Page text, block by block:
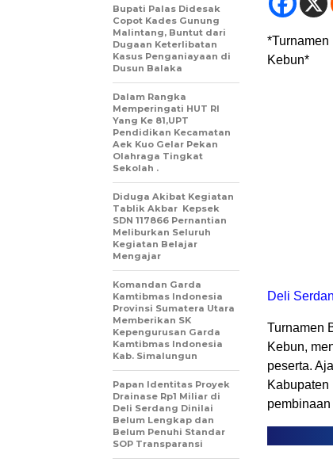
Kebun*
Deli
Turnamen
Kebun,
peserta.
Bupati Palas Didesak
Copot Kades Gunung
Malintang, Buntut dari
Dugaan Keterlibatan
Kasus Penganiayaan di
Dusun Balaka
Dalam Rangka
Memperingati HUT RI
Yang Ke 81,UPT
Pendidikan Kecamatan
Aek Kuo Gelar Pekan
Olahraga Tingkat
Sekolah .
Diduga Akibat Kegiatan
Tablik Akbar Kepsek
SDN 117866 Pernantian
Meliburkan Seluruh
Kegiatan Belajar
Mengajar
Komandan Garda
Kamtibmas Indonesia
Provinsi Sumatera Utara
Memberikan SK
Kepengurusan Garda
Kamtibmas Indonesia
Kab. Simalungun
Papan Identitas Proyek
Drainase Rp1 Miliar di
Deli Serdang Dinilai
Belum Lengkap dan
Belum Penuhi Standar
SOP Transparansi